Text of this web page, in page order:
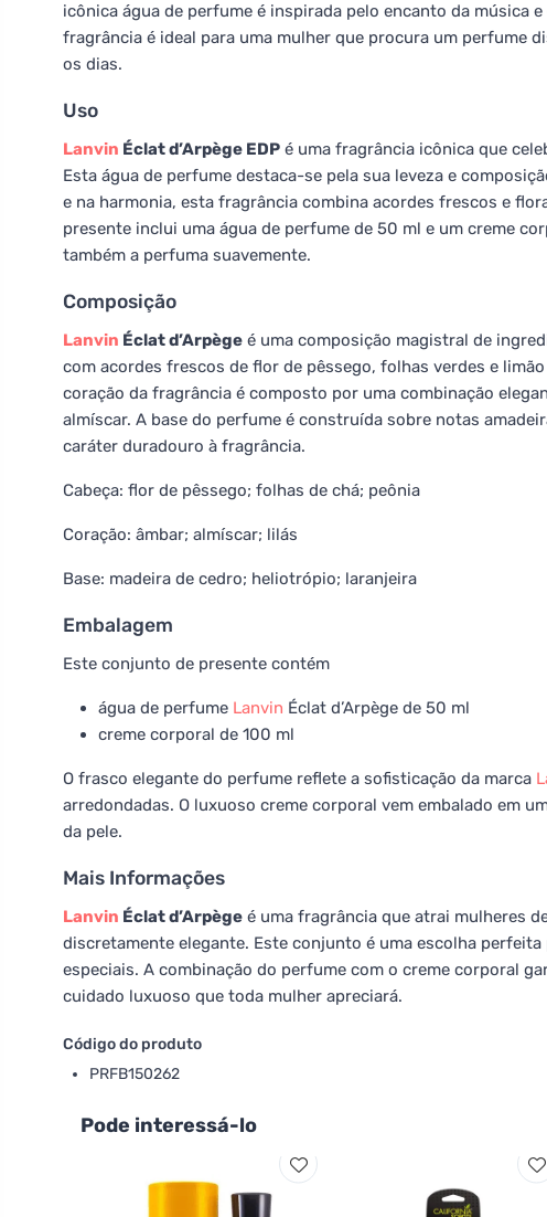
icônica água de perfume é inspirada pelo encanto da música
fragrância é ideal para uma mulher que procura um perfume
os dias.
Uso
Lanvin Éclat d’Arpège EDP é uma fragrância icônica que
Esta água de perfume destaca-se pela sua leveza e
e na harmonia, esta fragrância combina acordes frescos e
presente inclui uma água de perfume de 50 ml e um creme
também a perfuma suavemente.
Composição
Lanvin Éclat d’Arpège é uma composição magistral de
com acordes frescos de flor de pêssego, folhas verdes e
coração da fragrância é composto por uma combinação
almíscar. A base do perfume é construída sobre notas
caráter duradouro à fragrância.
Cabeça: flor de pêssego; folhas de chá; peônia
Coração: âmbar; almíscar; lilás
Base: madeira de cedro; heliotrópio; laranjeira
Embalagem
Este conjunto de presente contém
água de perfume Lanvin Éclat d’Arpège de 50 ml
creme corporal de 100 ml
O frasco elegante do perfume reflete a sofisticação da marca
arredondadas. O luxuoso creme corporal vem embalado em
da pele.
Mais Informações
Lanvin Éclat d’Arpège é uma fragrância que atrai mulheres
discretamente elegante. Este conjunto é uma escolha
especiais. A combinação do perfume com o creme corporal
cuidado luxuoso que toda mulher apreciará.
Código do produto
PRFB150262
Pode interessá-lo